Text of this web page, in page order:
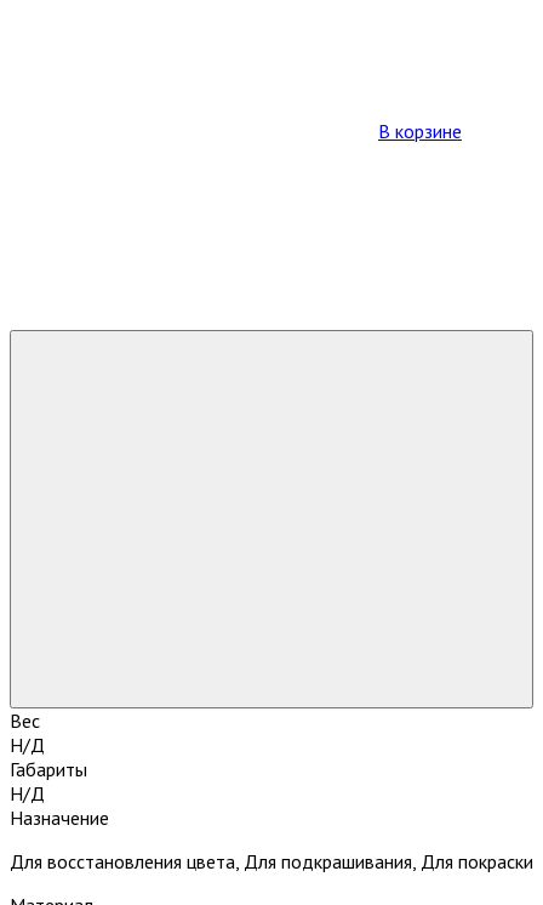
В корзине
Вес
Н/Д
Габариты
Н/Д
Назначение
Для восстановления цвета, Для подкрашивания, Для покраски